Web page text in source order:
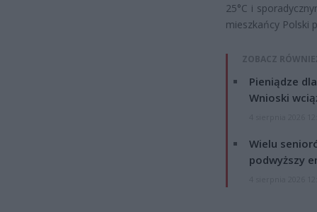
25°C i
mieszkańcy Polski
ZOBACZ
Pieniądze
Wnioski
Wielu
podwyższy